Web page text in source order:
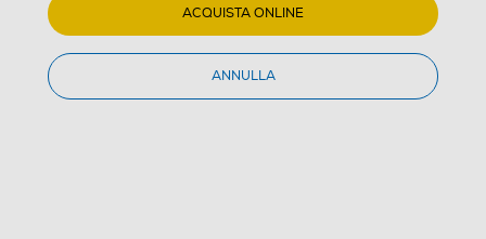
ACQUISTA ONLINE
ANNULLA